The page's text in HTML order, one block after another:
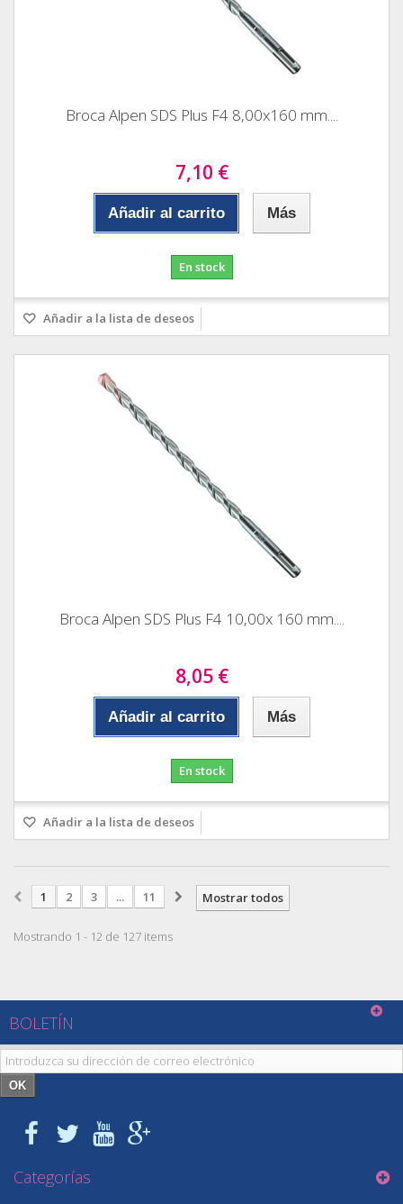
Broca Alpen SDS Plus F4 8,00x160 mm....
7,10 €
Añadir al carrito Más
En stock
Añadir a la lista de deseos
Broca Alpen SDS Plus F4 10,00x 160 mm....
8,05 €
Añadir al carrito Más
En stock
Añadir a la lista de deseos
Mostrar todos
1 2 3 ... 11
Mostrando 1 - 12 de 127 items
BOLETÍN
OK
Categorías